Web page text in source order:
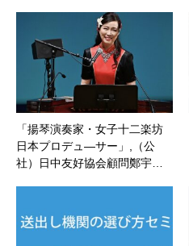
「揚琴演奏家・女子十二楽坊
日本プロデュ―サー」,（公
社）日中友好協会顧問鄭宇…